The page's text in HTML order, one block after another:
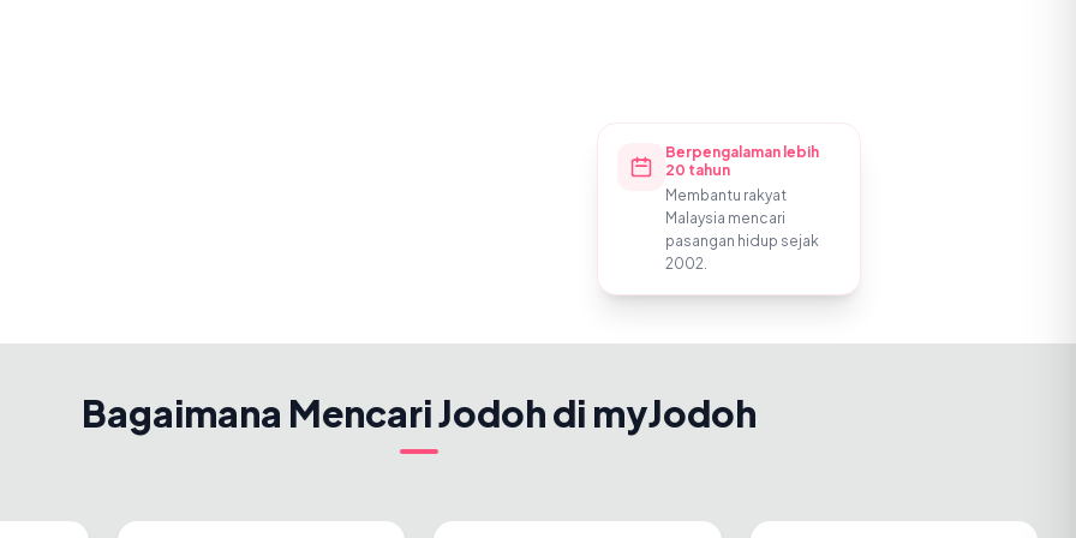
Berpengalaman lebih
20 tahun
Membantu rakyat
Malaysia mencari
pasangan hidup sejak
2002.
Bagaimana Mencari Jodoh di myJodoh